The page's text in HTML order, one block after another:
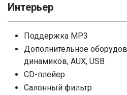
Интерьер
Поддержка MP3
Дополнительное
динамиков, AUX, USB
CD-плейер
Салонный фильтр